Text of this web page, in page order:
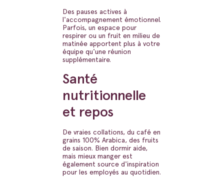
Des pauses actives à
l'accompagnement émotionnel.
Parfois, un espace pour
respirer ou un fruit en milieu de
matinée apportent plus à votre
équipe qu'une réunion
supplémentaire.
Santé
nutritionnelle
et repos
De vraies collations, du café en
grains 100% Arabica, des fruits
de saison. Bien dormir aide,
mais mieux manger est
également source d'inspiration
pour les employés au quotidien.